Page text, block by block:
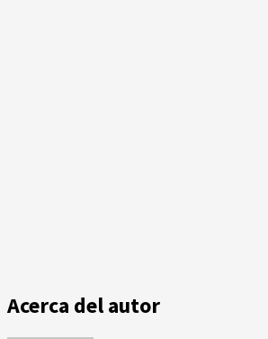
Acerca del autor